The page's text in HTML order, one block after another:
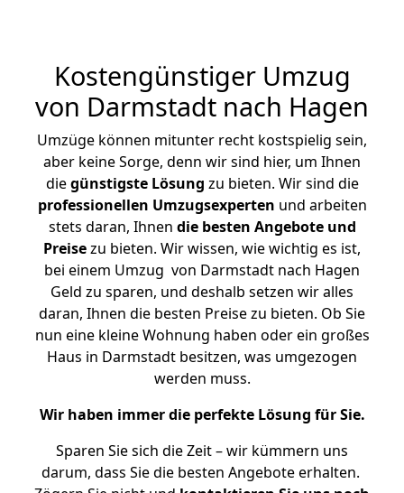
Kostengünstiger Umzug
von Darmstadt nach Hagen
Umzüge können mitunter recht kostspielig sein,
aber keine Sorge, denn wir sind hier, um Ihnen
diegünstigste Lösung zu bieten. Wir sind die
professionellen Umzugsexperten und arbeiten
stets daran, Ihnen die besten Angebote und
Preisezu bieten. Wir wissen, wie wichtig es ist,
bei einem Umzug von Darmstadt nach Hagen
Geld zu sparen, und deshalb setzen wir alles
daran, Ihnen die besten Preise zu bieten. Ob Sie
nun eine kleine Wohnung haben oder ein großes
Haus in Darmstadt besitzen, was umgezogen
werden muss.
Wir haben immer die perfekte Lösung für Sie.
Sparen Sie sich die Zeit – wir kümmern uns
darum, dass Sie die besten Angebote erhalten.